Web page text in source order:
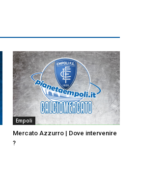
Empoli
Mercato Azzurro | Dove intervenire
?